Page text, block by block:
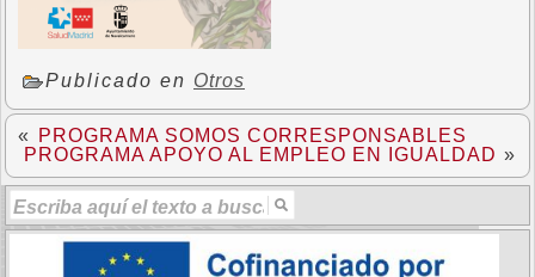
Publicado en Otros
«
PROGRAMA SOMOS CORRESPONSABLES
PROGRAMA APOYO AL EMPLEO EN IGUALDAD »